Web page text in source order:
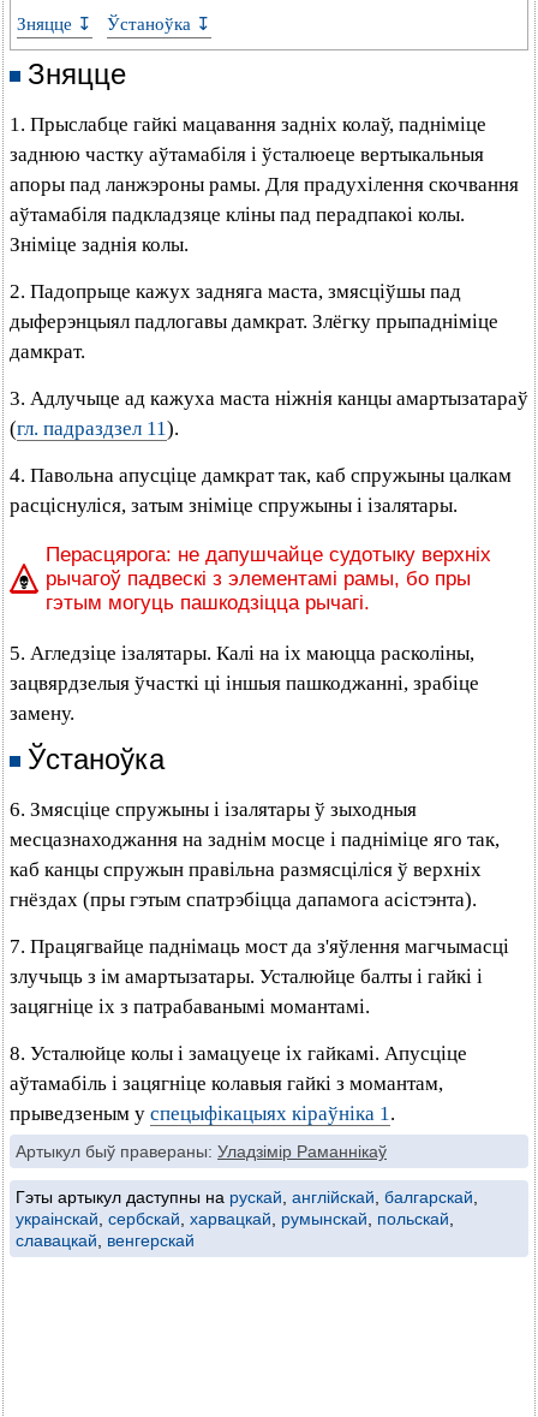
Зняцце ↧
Ўстаноўка ↧
Зняцце
1. Прыслабце гайкі мацавання задніх колаў, падніміце
заднюю частку аўтамабіля і ўсталюеце вертыкальныя
апоры пад ланжэроны рамы. Для прадухілення скочвання
аўтамабіля падкладзяце кліны пад перадпакоі колы.
Зніміце заднія колы.
2. Падопрыце кажух задняга маста, змясціўшы пад
дыферэнцыял падлогавы дамкрат. Злёгку прыпадніміце
дамкрат.
3. Адлучыце ад кажуха маста ніжнія канцы амартызатараў
(гл. падраздзел 11).
4. Павольна апусціце дамкрат так, каб спружыны цалкам
расціснуліся, затым зніміце спружыны і ізалятары.
Перасцярога: не дапушчайце судотыку верхніх
рычагоў падвескі з элементамі рамы, бо пры
гэтым могуць пашкодзіцца рычагі.
5. Агледзіце ізалятары. Калі на іх маюцца расколіны,
зацвярдзелыя ўчасткі ці іншыя пашкоджанні, зрабіце
замену.
Ўстаноўка
6. Змясціце спружыны і ізалятары ў зыходныя
месцазнаходжання на заднім мосце і падніміце яго так,
каб канцы спружын правільна размясціліся ў верхніх
гнёздах (пры гэтым спатрэбіцца дапамога асістэнта).
7. Працягвайце паднімаць мост да з'яўлення магчымасці
злучыць з ім амартызатары. Усталюйце балты і гайкі і
зацягніце іх з патрабаванымі момантамі.
8. Усталюйце колы і замацуеце іх гайкамі. Апусціце
аўтамабіль і зацягніце колавыя гайкі з момантам,
прыведзеным у спецыфікацыях кіраўніка 1.
Артыкул быў правераны: Уладзімір Раманнікаў
Гэты артыкул даступны на рускай англійскай балгарскай
украінскай сербскай харвацкай румынскай польскай
славацкай
венгерскай